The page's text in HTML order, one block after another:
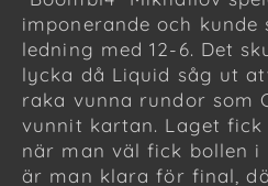
imponerande och kunde
ledning med 12-6. Det
lycka då Liquid såg ut
raka vunna rundor som
vunnit kartan. Laget
när man väl fick bollen
är man klara för final,